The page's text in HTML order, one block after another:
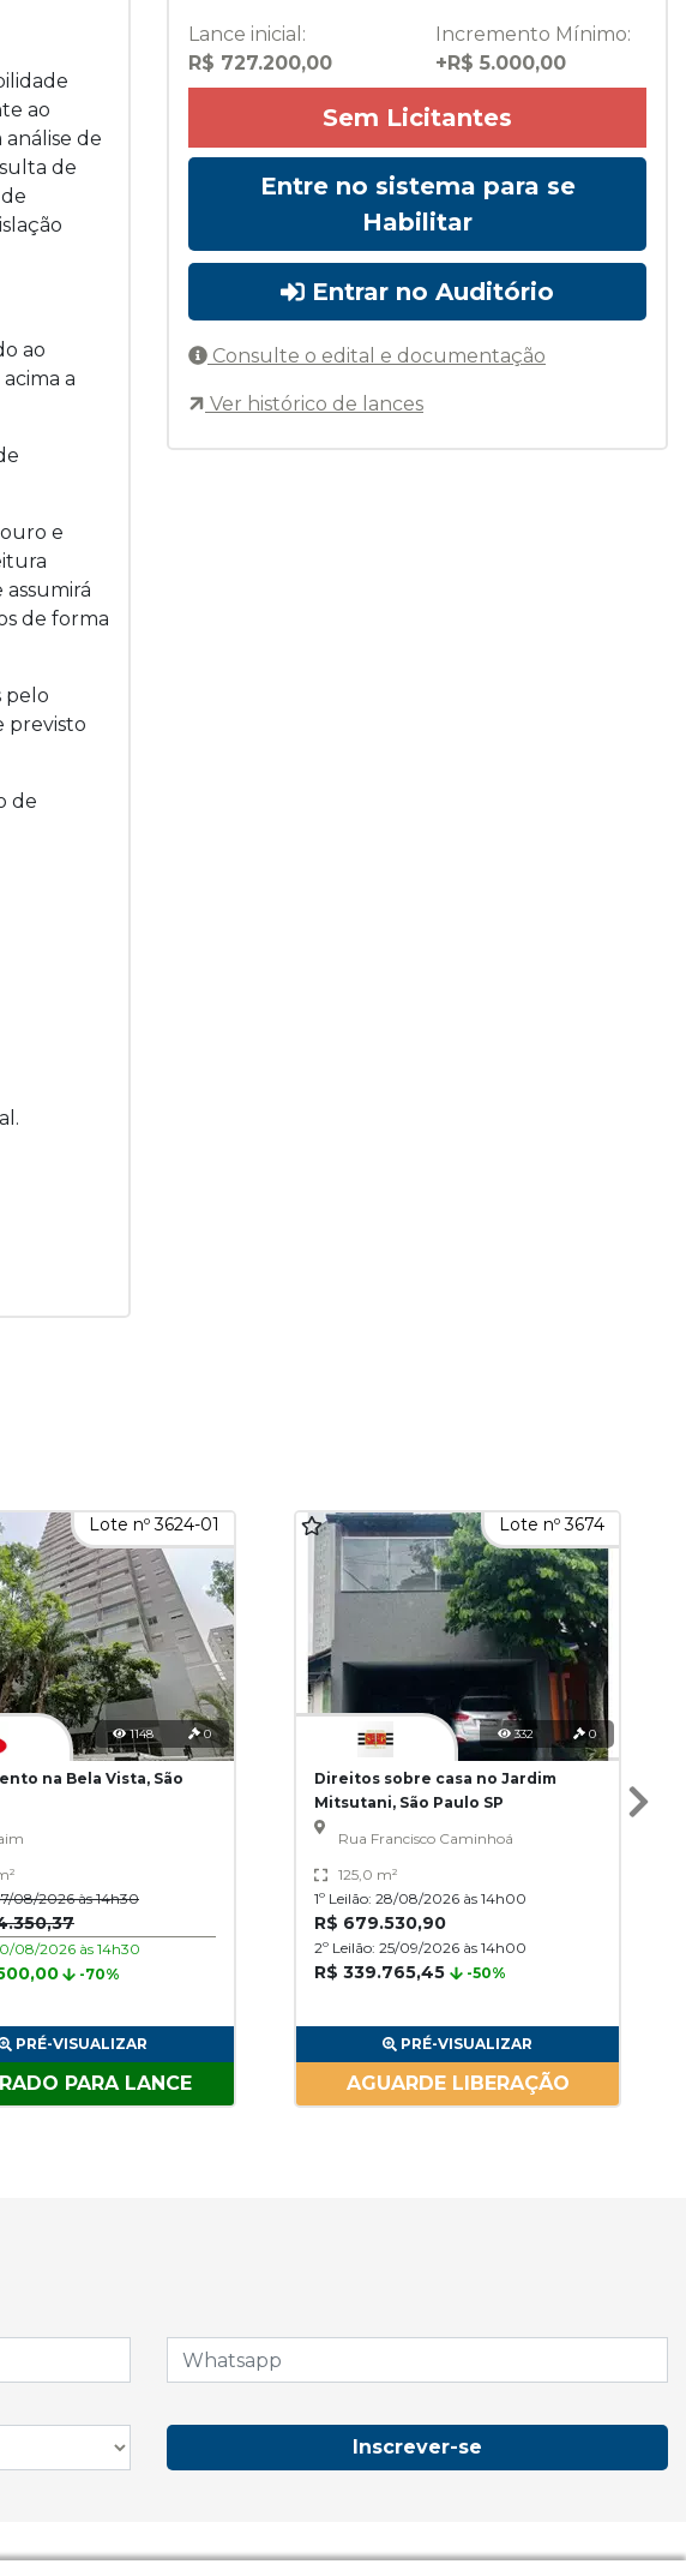
ao
de
de
ao
a
e
de forma
pelo
previsto
de
Lance inicial:
R$ 727.200,00
Incremento Mínimo:
+R$ 5.000,00
Sem Licitantes
Entre no sistema para se
Habilitar
Entrar no Auditório
Consulte o edital e documentação
Ver histórico de lances
Lote nº 3624-01
1148 0
na Bela Vista, São
08/2026 às 14h30
08/2026 às 14h30
-70%
PRÉ-VISUALIZAR
PARA LANCE
Lote nº 3674
332 0
Direitos sobre casa no Jardim
Mitsutani, São Paulo SP
Rua Francisco Caminhoá
125,0 m²
1º Leilão: 28/08/2026 às 14h00
R$ 679.530,90
2º Leilão: 25/09/2026 às 14h00
R$ 339.765,45 -50%
PRÉ-VISUALIZAR
AGUARDE LIBERAÇÃO
Inscrever-se